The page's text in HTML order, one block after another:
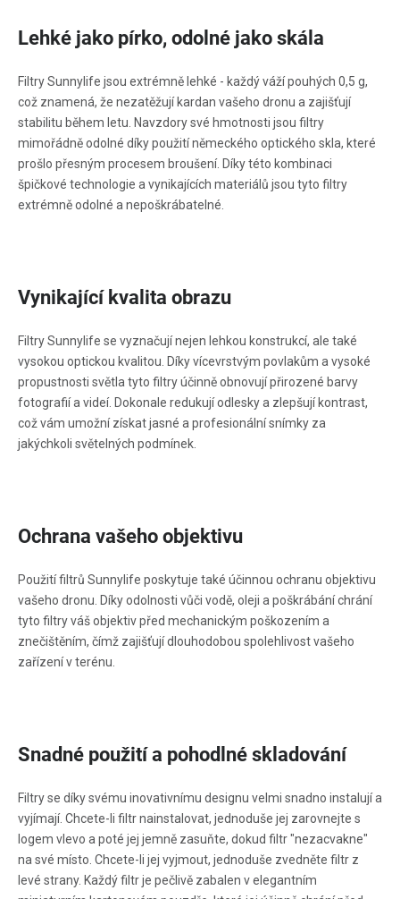
Lehké jako pírko, odolné jako skála
Filtry Sunnylife jsou extrémně lehké - každý váží pouhých 0,5 g,
což znamená, že nezatěžují kardan vašeho dronu a zajišťují
stabilitu během letu. Navzdory své hmotnosti jsou filtry
mimořádně odolné díky použití německého optického skla, které
prošlo přesným procesem broušení. Díky této kombinaci
špičkové technologie a vynikajících materiálů jsou tyto filtry
extrémně odolné a nepoškrábatelné.
Vynikající kvalita obrazu
Filtry Sunnylife se vyznačují nejen lehkou konstrukcí, ale také
vysokou optickou kvalitou. Díky vícevrstvým povlakům a vysoké
propustnosti světla tyto filtry účinně obnovují přirozené barvy
fotografií a videí. Dokonale redukují odlesky a zlepšují kontrast,
což vám umožní získat jasné a profesionální snímky za
jakýchkoli světelných podmínek.
Ochrana vašeho objektivu
Použití filtrů Sunnylife poskytuje také účinnou ochranu objektivu
vašeho dronu. Díky odolnosti vůči vodě, oleji a poškrábání chrání
tyto filtry váš objektiv před mechanickým poškozením a
znečištěním, čímž zajišťují dlouhodobou spolehlivost vašeho
zařízení v terénu.
Snadné použití a pohodlné skladování
Filtry se díky svému inovativnímu designu velmi snadno instalují a
vyjímají. Chcete-li filtr nainstalovat, jednoduše jej zarovnejte s
logem vlevo a poté jej jemně zasuňte, dokud filtr "nezacvakne"
na své místo. Chcete-li jej vyjmout, jednoduše zvedněte filtr z
levé strany. Každý filtr je pečlivě zabalen v elegantním